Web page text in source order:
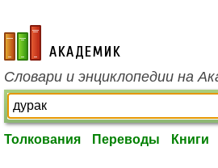
academic.ru
Словари и энциклопедии на
Толкования Переводы Книги